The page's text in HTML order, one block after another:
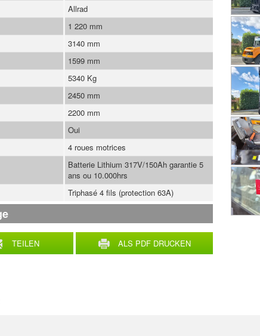
TEILEN ALS PDF DRUCKEN
Allrad
1 220 mm
3140 mm
1599 mm
5340 Kg
2450 mm
2200 mm
Oui
4 roues motrices
Batterie Lithium 317V/150Ah garantie 5
ans ou 10.000hrs
Triphasé 4 fils (protection 63A)